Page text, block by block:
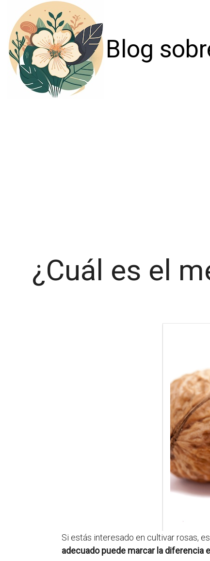
Blog
¿Cuál es el
Si estás interesado en cultivar rosas,
adecuado puede marcar la diferencia